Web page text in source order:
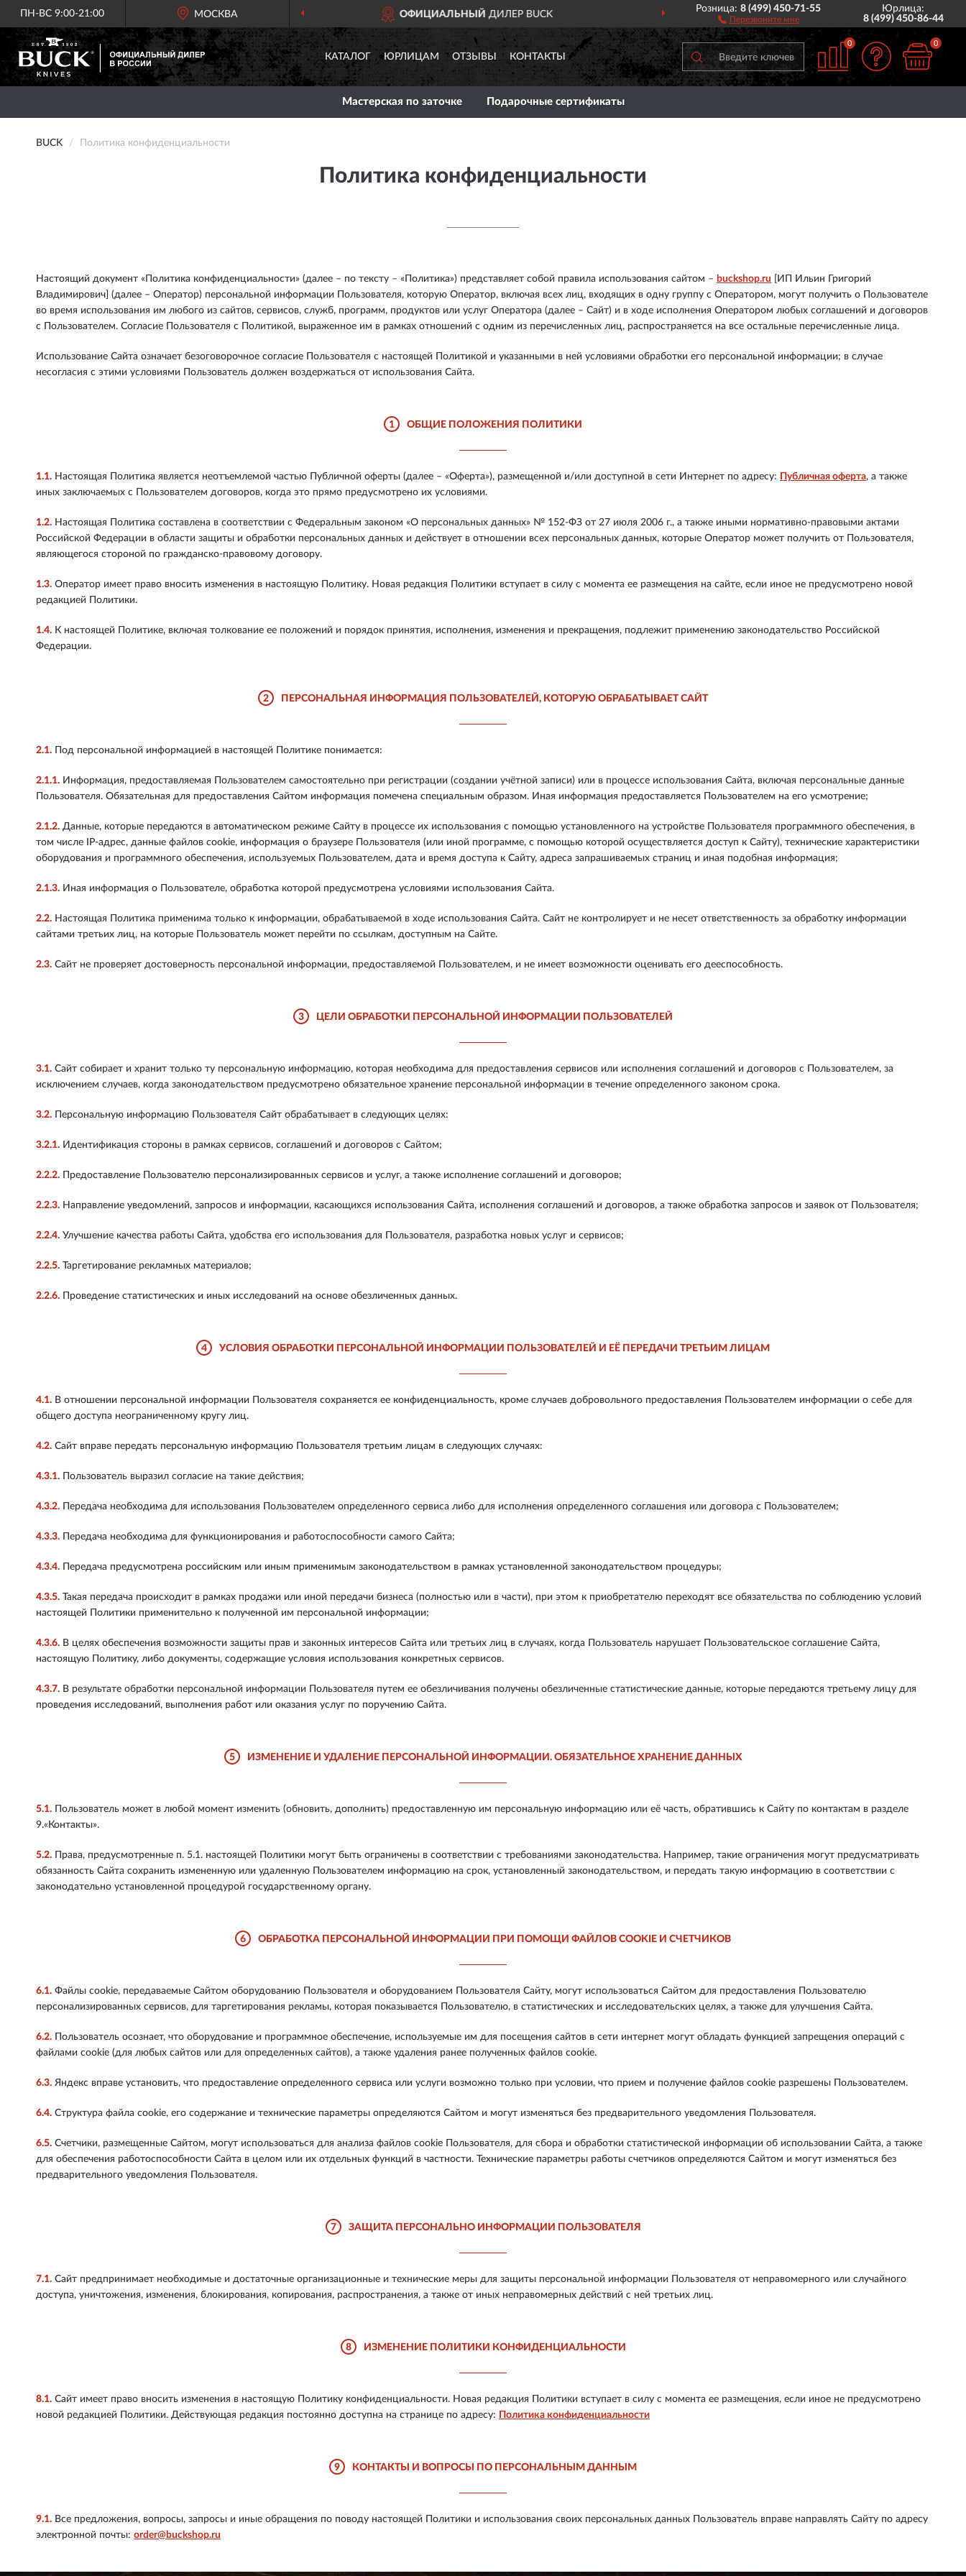
ПН-ВС 9:00-21:00 МОСКВА
ОФИЦИАЛЬНЫЙДИЛЕР BUCK ДОСТАВИМ ПОЖИЗНЕННАЯ
Розница:8 (499) 450-71-55
Перезвоните мне
Юрлица:
8 (499) 450-86-44
КАТАЛОГ ЮРЛИЦАМ ОТЗЫВЫ КОНТАКТЫ
0 0
Мастерская по заточке Подарочные сертификаты
BUCK Политика конфиденциальности
Политика конфиденциальности
Настоящий документ «Политика конфиденциальности» (далее – по тексту – «Политика») представляет собой правила использования сайтом – buckshop.ru [ИП Ильин Григорий
Владимирович] (далее – Оператор) персональной информации Пользователя, которую Оператор, включая всех лиц, входящих в одну группу с Оператором, могут получить о Пользователе
во время использования им любого из сайтов, сервисов, служб, программ, продуктов или услуг Оператора (далее – Сайт) и в ходе исполнения Оператором любых соглашений и договоров
с Пользователем. Согласие Пользователя с Политикой, выраженное им в рамках отношений с одним из перечисленных лиц, распространяется на все остальные перечисленные лица.
Использование Сайта означает безоговорочное согласие Пользователя с настоящей Политикой и указанными в ней условиями обработки его персональной информации; в случае
несогласия с этими условиями Пользователь должен воздержаться от использования Сайта.
1 ОБЩИЕ ПОЛОЖЕНИЯ ПОЛИТИКИ
1.1. Настоящая Политика является неотъемлемой частью Публичной оферты (далее – «Оферта»), размещенной и/или доступной в сети Интернет по адресу: Публичная оферта, а также
иных заключаемых с Пользователем договоров, когда это прямо предусмотрено их условиями.
1.2. Настоящая Политика составлена в соответствии с Федеральным законом «О персональных данных» № 152-ФЗ от 27 июля 2006 г., а также иными нормативно-правовыми актами
Российской Федерации в области защиты и обработки персональных данных и действует в отношении всех персональных данных, которые Оператор может получить от Пользователя,
являющегося стороной по гражданско-правовому договору.
1.3. Оператор имеет право вносить изменения в настоящую Политику. Новая редакция Политики вступает в силу с момента ее размещения на сайте, если иное не предусмотрено новой
редакцией Политики.
1.4. К настоящей Политике, включая толкование ее положений и порядок принятия, исполнения, изменения и прекращения, подлежит применению законодательство Российской
Федерации.
2 ПЕРСОНАЛЬНАЯ ИНФОРМАЦИЯ ПОЛЬЗОВАТЕЛЕЙ, КОТОРУЮ ОБРАБАТЫВАЕТ САЙТ
2.1. Под персональной информацией в настоящей Политике понимается:
2.1.1. Информация, предоставляемая Пользователем самостоятельно при регистрации (создании учётной записи) или в процессе использования Сайта, включая персональные данные
Пользователя. Обязательная для предоставления Сайтом информация помечена специальным образом. Иная информация предоставляется Пользователем на его усмотрение;
2.1.2. Данные, которые передаются в автоматическом режиме Сайту в процессе их использования с помощью установленного на устройстве Пользователя программного обеспечения, в
том числе IP-адрес, данные файлов cookie, информация о браузере Пользователя (или иной программе, с помощью которой осуществляется доступ к Сайту), технические характеристики
оборудования и программного обеспечения, используемых Пользователем, дата и время доступа к Сайту, адреса запрашиваемых страниц и иная подобная информация;
2.1.3. Иная информация о Пользователе, обработка которой предусмотрена условиями использования Сайта.
2.2. Настоящая Политика применима только к информации, обрабатываемой в ходе использования Сайта. Сайт не контролирует и не несет ответственность за обработку информации
сайтами третьих лиц, на которые Пользователь может перейти по ссылкам, доступным на Сайте.
2.3. Сайт не проверяет достоверность персональной информации, предоставляемой Пользователем, и не имеет возможности оценивать его дееспособность.
3 ЦЕЛИ ОБРАБОТКИ ПЕРСОНАЛЬНОЙ ИНФОРМАЦИИ ПОЛЬЗОВАТЕЛЕЙ
3.1. Сайт собирает и хранит только ту персональную информацию, которая необходима для предоставления сервисов или исполнения соглашений и договоров с Пользователем, за
исключением случаев, когда законодательством предусмотрено обязательное хранение персональной информации в течение определенного законом срока.
3.2. Персональную информацию Пользователя Сайт обрабатывает в следующих целях:
3.2.1. Идентификация стороны в рамках сервисов, соглашений и договоров с Сайтом;
2.2.2. Предоставление Пользователю персонализированных сервисов и услуг, а также исполнение соглашений и договоров;
2.2.3. Направление уведомлений, запросов и информации, касающихся использования Сайта, исполнения соглашений и договоров, а также обработка запросов и заявок от Пользователя;
2.2.4. Улучшение качества работы Сайта, удобства его использования для Пользователя, разработка новых услуг и сервисов;
2.2.5. Таргетирование рекламных материалов;
2.2.6. Проведение статистических и иных исследований на основе обезличенных данных.
4 УСЛОВИЯ ОБРАБОТКИ ПЕРСОНАЛЬНОЙ ИНФОРМАЦИИ ПОЛЬЗОВАТЕЛЕЙ И ЕЁ ПЕРЕДАЧИ ТРЕТЬИМ ЛИЦАМ
4.1. В отношении персональной информации Пользователя сохраняется ее конфиденциальность, кроме случаев добровольного предоставления Пользователем информации о себе для
общего доступа неограниченному кругу лиц.
4.2. Сайт вправе передать персональную информацию Пользователя третьим лицам в следующих случаях:
4.3.1. Пользователь выразил согласие на такие действия;
4.3.2. Передача необходима для использования Пользователем определенного сервиса либо для исполнения определенного соглашения или договора с Пользователем;
4.3.3. Передача необходима для функционирования и работоспособности самого Сайта;
4.3.4. Передача предусмотрена российским или иным применимым законодательством в рамках установленной законодательством процедуры;
4.3.5. Такая передача происходит в рамках продажи или иной передачи бизнеса (полностью или в части), при этом к приобретателю переходят все обязательства по соблюдению условий
настоящей Политики применительно к полученной им персональной информации;
4.3.6. В целях обеспечения возможности защиты прав и законных интересов Сайта или третьих лиц в случаях, когда Пользователь нарушает Пользовательское соглашение Сайта,
настоящую Политику, либо документы, содержащие условия использования конкретных сервисов.
4.3.7. В результате обработки персональной информации Пользователя путем ее обезличивания получены обезличенные статистические данные, которые передаются третьему лицу для
проведения исследований, выполнения работ или оказания услуг по поручению Сайта.
5 ИЗМЕНЕНИЕ И УДАЛЕНИЕ ПЕРСОНАЛЬНОЙ ИНФОРМАЦИИ. ОБЯЗАТЕЛЬНОЕ ХРАНЕНИЕ ДАННЫХ
5.1. Пользователь может в любой момент изменить (обновить, дополнить) предоставленную им персональную информацию или её часть, обратившись к Сайту по контактам в разделе
9.«Контакты».
5.2. Права, предусмотренные п. 5.1. настоящей Политики могут быть ограничены в соответствии с требованиями законодательства. Например, такие ограничения могут предусматривать
обязанность Сайта сохранить измененную или удаленную Пользователем информацию на срок, установленный законодательством, и передать такую информацию в соответствии с
законодательно установленной процедурой государственному органу.
6 ОБРАБОТКА ПЕРСОНАЛЬНОЙ ИНФОРМАЦИИ ПРИ ПОМОЩИ ФАЙЛОВ COOKIE И СЧЕТЧИКОВ
6.1. Файлы cookie, передаваемые Сайтом оборудованию Пользователя и оборудованием Пользователя Сайту, могут использоваться Сайтом для предоставления Пользователю
персонализированных сервисов, для таргетирования рекламы, которая показывается Пользователю, в статистических и исследовательских целях, а также для улучшения Сайта.
6.2. Пользователь осознает, что оборудование и программное обеспечение, используемые им для посещения сайтов в сети интернет могут обладать функцией запрещения операций с
файлами cookie (для любых сайтов или для определенных сайтов), а также удаления ранее полученных файлов cookie.
6.3. Яндекс вправе установить, что предоставление определенного сервиса или услуги возможно только при условии, что прием и получение файлов cookie разрешены Пользователем.
6.4. Структура файла cookie, его содержание и технические параметры определяются Сайтом и могут изменяться без предварительного уведомления Пользователя.
6.5. Счетчики, размещенные Сайтом, могут использоваться для анализа файлов cookie Пользователя, для сбора и обработки статистической информации об использовании Сайта, а также
для обеспечения работоспособности Сайта в целом или их отдельных функций в частности. Технические параметры работы счетчиков определяются Сайтом и могут изменяться без
предварительного уведомления Пользователя.
7 ЗАЩИТА ПЕРСОНАЛЬНО ИНФОРМАЦИИ ПОЛЬЗОВАТЕЛЯ
7.1. Сайт предпринимает необходимые и достаточные организационные и технические меры для защиты персональной информации Пользователя от неправомерного или случайного
доступа, уничтожения, изменения, блокирования, копирования, распространения, а также от иных неправомерных действий с ней третьих лиц.
8 ИЗМЕНЕНИЕ ПОЛИТИКИ КОНФИДЕНЦИАЛЬНОСТИ
8.1. Сайт имеет право вносить изменения в настоящую Политику конфиденциальности. Новая редакция Политики вступает в силу с момента ее размещения, если иное не предусмотрено
новой редакцией Политики. Действующая редакция постоянно доступна на странице по адресу: Политика конфиденциальности
9 КОНТАКТЫ И ВОПРОСЫ ПО ПЕРСОНАЛЬНЫМ ДАННЫМ
9.1. Все предложения, вопросы, запросы и иные обращения по поводу настоящей Политики и использования своих персональных данных Пользователь вправе направлять Сайту по адресу
электронной почты: order@buckshop.ru